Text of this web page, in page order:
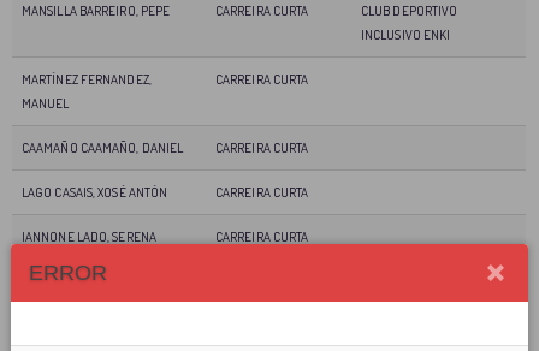
MANSILLA BARREIRO, PEPE CARREIRA CURTA
CLUB DEPORTIVO
INCLUSIVO ENKI
MARTÍNEZ FERNANDEZ,
MANUEL
CARREIRA CURTA
CAAMAÑO CAAMAÑO, DANIEL CARREIRA CURTA
LAGO CASAIS, XOSÉ ANTÓN CARREIRA CURTA
IANNONE LADO, SERENA CARREIRA CURTA
ANTELO ALVARELLOS, ADRIANA
ERROR